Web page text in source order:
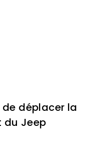
déplacer la
du Jeep